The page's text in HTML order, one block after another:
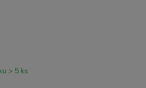
> 5 ks